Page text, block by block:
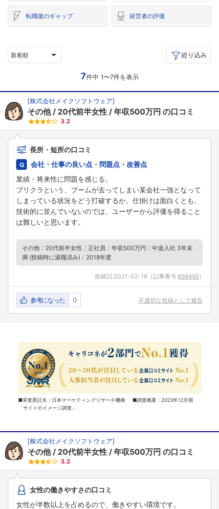
転職後のギャップ 経営者の評価
新着順 絞り込み
7件中 1〜7件を表示
[株式会社メイクソフトウェア]
その他 20代前半女性 年収500万円 の口コミ
3.2
長所・短所の口コミ
会社・仕事の良い点・問題点・改善点
業績・将来性に問題を感じる。
プリクラという、ブームが去ってしまい某会社一強となって
しまっている状況をどう打破するか。仕掛けは面白くとも、
技術的に並んでいないのでは、ユーザーから評価を得ること
は難しいと思います。
その他 20代前半女性 正社員 年収500万円
中途入社 3年未
満 (投稿時に退職済み)
2018年度
投稿日:2021-02-18 （記事番号:858465）
参考になった 0 不適切な投稿として報告
■実査委託先：日本マーケティングリサーチ機構 ■調査概要：2023年12月期
「サイトのイメージ調査」
[株式会社メイクソフトウェア]
その他 20代前半女性 年収500万円 の口コミ
3.2
女性の働きやすさの口コミ
女性が半数以上を占めるので、働きやすい環境です。